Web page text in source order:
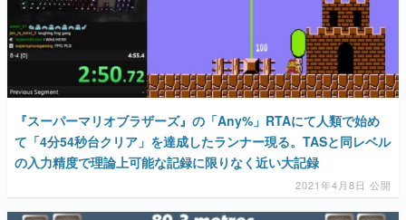
『スーパーマリオブラザーズ』の「Any%」RTAにて人類で始め
て「4分54秒台クリア」を達成したランナー現る。TASと同レベル
の入力精度で理論上可能な記録に限りなく近い大記録
2021年4月8日 公開